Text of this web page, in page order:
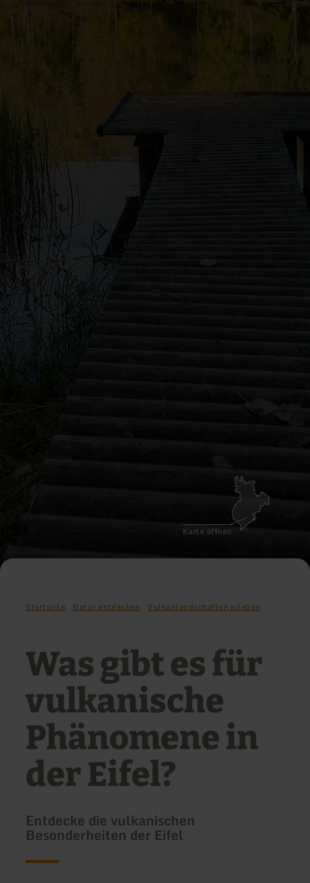
Karte öffnen
Startseite Natur entdecken Vulkanlandschaften erleben
Was gibt es für
vulkanische
Phänomene in
der Eifel?
Entdecke die vulkanischen
Besonderheiten der Eifel